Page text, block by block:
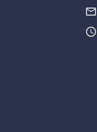
mail_outline
access_time